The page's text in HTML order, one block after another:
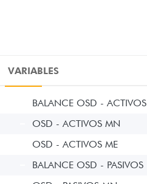
VARIABLES
BALANCE OSD - ACTIVOS
OSD - ACTIVOS MN
OSD - ACTIVOS ME
BALANCE OSD - PASIVOS